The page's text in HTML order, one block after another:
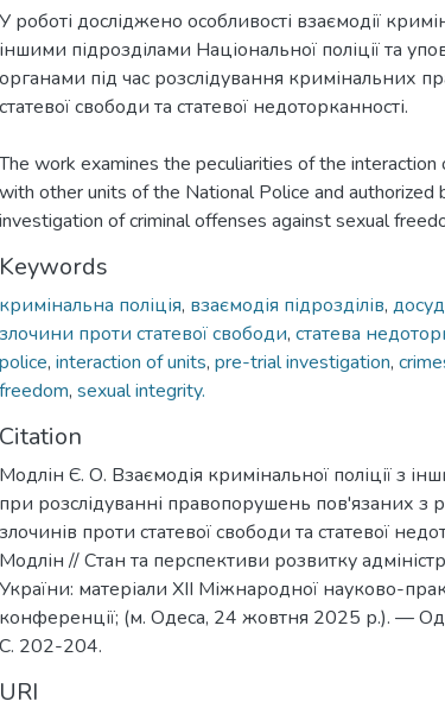
У роботі досліджено особливості взаємодії
іншими підрозділами Національної поліції та
органами під час розслідування кримінальних
статевої свободи та статевої недоторканності.
The work examines the peculiarities of the interaction
with other units of the National Police and authorized
investigation of criminal offenses against sexual
Keywords
кримінальна поліція, взаємодія підрозділів,
злочини проти статевої свободи, статева
police, interaction of units, pre-trial investigation,
freedom, sexual integrity.
Citation
Модлін Є. О. Взаємодія кримінальної поліції з
при розслідуванні правопорушень пов'язаних з
злочинів проти статевої свободи та статевої
Модлін // Стан та перспективи розвитку
України: матеріали ХІІ Міжнародної науково-
конференції; (м. Одеса, 24 жовтня 2025 р.). —
С. 202-204.
URI